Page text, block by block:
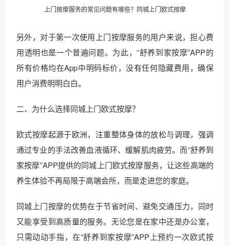
上门按摩服务的常见问题有哪些？同城上门欧式按摩
另外，对于第一次使用上门按摩服务的用户来说，担心费
用透明也是一个普遍问题。为此，“舒养到家按摩”APP的
所有价格均在App中明码标价，没有任何隐藏费用，确保
用户消费明明白白。
二、为什么选择同城上门欧式按摩？
欧式按摩起源于欧洲，注重整体身体的放松与调理，强调
通过专业的手法改善血液循环、缓解肌肉疲劳。而“舒养到
家按摩”APP提供的同城上门欧式按摩服务，让这些高端的
养生体验不再局限于高端会所，而是走进您的家庭。
同城上门按摩的优势在于节省时间、避免交通压力，同时
又能享受到高质量的服务。无论您是在家中还是办公室，
只需动动手指，在“舒养到家按摩”APP上预约一次欧式按